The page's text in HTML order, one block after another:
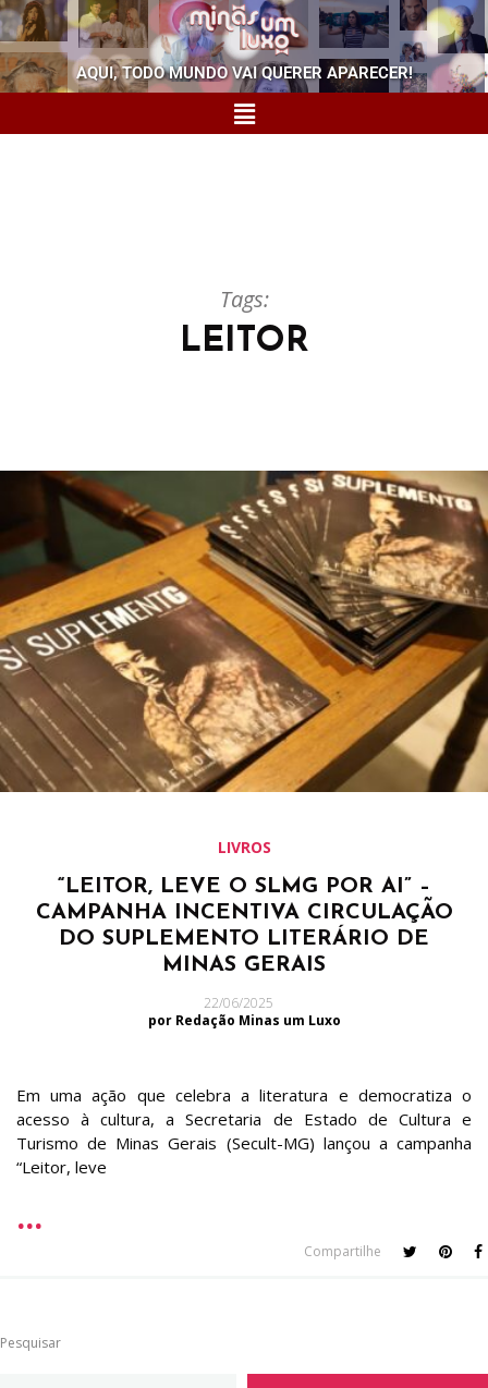
AQUI, TODO MUNDO VAI QUERER APARECER!
Tags:
LEITOR
LIVROS
“LEITOR, LEVE O SLMG POR AI” –
CAMPANHA INCENTIVA CIRCULAÇÃO
DO SUPLEMENTO LITERÁRIO DE
MINAS GERAIS
22/06/2025
por Redação Minas um Luxo
Em uma ação que celebra a literatura e democratiza o
acesso à cultura, a Secretaria de Estado de Cultura e
Turismo de Minas Gerais (Secult-MG) lançou a campanha
“Leitor, leve
Compartilhe
Pesquisar